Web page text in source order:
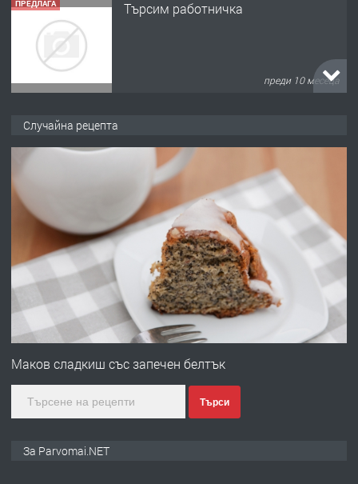
ПРЕДЛАГА Търсим работничка
преди 10 месеца
преди 1 година
ПРЕДЛАГА Работа за общи работници
преди 1 година
ПРЕДЛАГА
Първи поход "По стъпките на Ангел
Случайна рецепта
Маков сладкиш със запечен белтък
Търси
За Parvomai.NET